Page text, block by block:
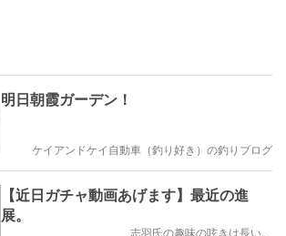
明日朝霞ガーデン！
ケイアンドケイ自動車（釣り好き）の釣りブログ
【近日ガチャ動画あげます】最近の進
展。
志羽氏の趣味の呟きは長い。